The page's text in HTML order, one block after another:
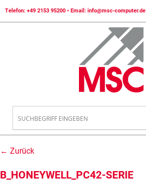
Telefon: +49 2153 95200 • Email: info@msc-computer.de
← Zurück
B_HONEYWELL_PC42-SERIE